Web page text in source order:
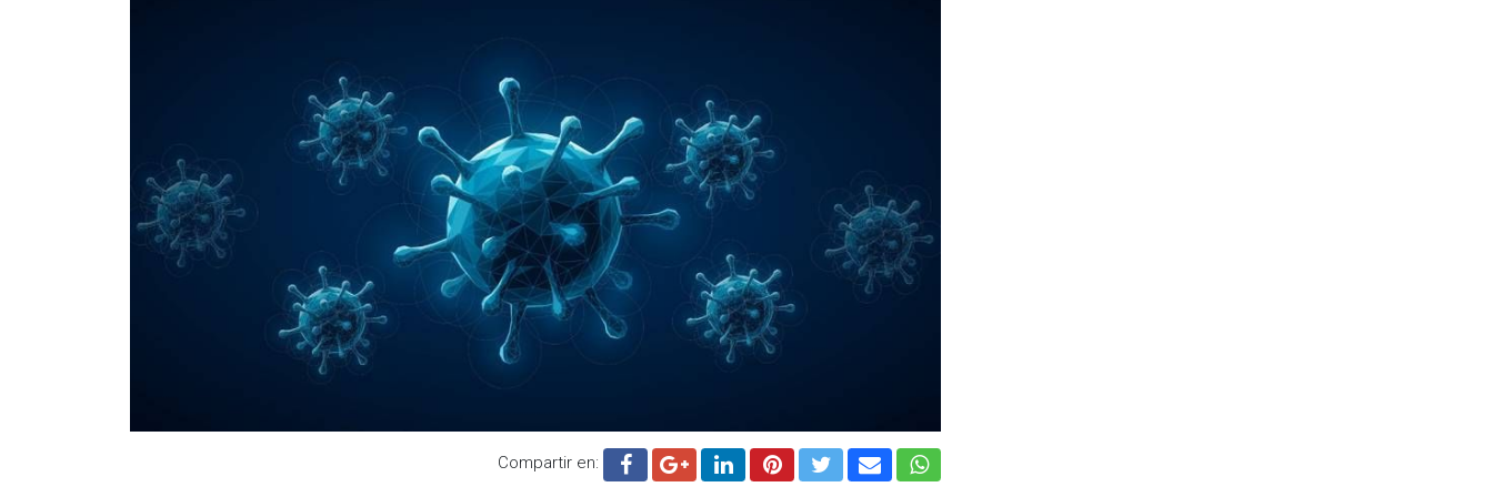
que el uso de células madres de sangre de cordón umbilical aumenta la posibilidad de curar el VIH en
personas de todos los orígenes raciales”.
"La epidemia de VIH es racialmente diversa, y es extremadamente raro que las personas de color o de
raza diversa encuentren un donante adulto no emparentado suficientemente compatible", explicó Yvonne
Bryson, de la UCLA y codirectora del estudio.
Sin embargo, el uso de células de sangre de cordón umbilical “amplía las oportunidades para que las
personas de diversa ascendencia que viven con el VIH y requieren un trasplante para otras enfermedades
alcancen la curación".
Los pacientes de Berlín, Londres y Düsseldorf recibieron trasplantes de células madre de adultos
compatibles que portaban dos copias de la mutación CCR5-delta32, una mutación natural que confiere
es aún más rara en otras poblaciones, lo que limita la posibilidad de trasplantarlas a pacientes de color, ya
que los trasplantes de células madre suelen requerir una gran compatibilidad donante y el receptor.
Compartir en: